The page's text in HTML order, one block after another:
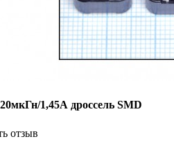
1,45А дроссель SMD
отзыв